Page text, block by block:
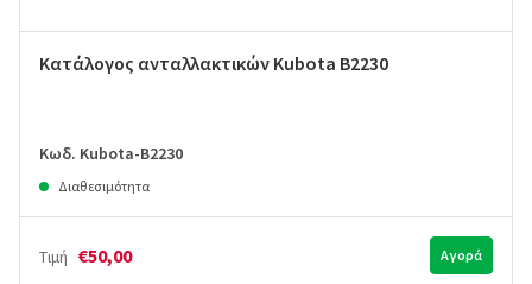
Κατάλογος ανταλλακτικών Kubota B2230
Κωδ. Kubota-B2230
Διαθεσιμότητα
Τιμή €50,00 Αγορά